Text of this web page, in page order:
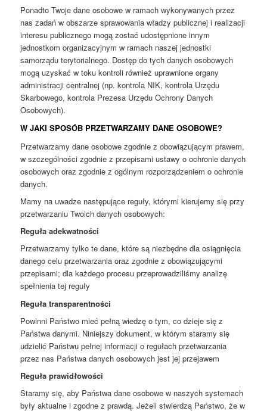
Ponadto Twoje dane osobowe w ramach wykonywanych przez
nas zadań w obszarze sprawowania władzy publicznej i realizacji
interesu publicznego mogą zostać udostępnione innym
jednostkom organizacyjnym w ramach naszej jednostki
samorządu terytorialnego. Dostęp do tych danych osobowych
mogą uzyskać w toku kontroli również uprawnione organy
administracji centralnej (np. kontrola NIK, kontrola Urzędu
Skarbowego, kontrola Prezesa Urzędu Ochrony Danych
Osobowych).
W JAKI SPOSÓB PRZETWARZAMY DANE OSOBOWE?
Przetwarzamy dane osobowe zgodnie z obowiązującym prawem,
w szczególności zgodnie z przepisami ustawy o ochronie danych
osobowych oraz zgodnie z ogólnym rozporządzeniem o ochronie
danych.
Mamy na uwadze następujące reguły, którymi kierujemy się przy
przetwarzaniu Twoich danych osobowych:
Reguła adekwatności
Przetwarzamy tylko te dane, które są niezbędne dla osiągnięcia
danego celu przetwarzania oraz zgodnie z obowiązującymi
przepisami; dla każdego procesu przeprowadziliśmy analizę
spełnienia tej reguły
Reguła transparentności
Powinni Państwo mieć pełną wiedzę o tym, co dzieje się z
Państwa danymi. Niniejszy dokument, w którym staramy się
udzielić Państwu pełnej informacji o regułach przetwarzania
przez nas Państwa danych osobowych jest jej przejawem
Reguła prawidłowości
Staramy się, aby Państwa dane osobowe w naszych systemach
były aktualne i zgodne z prawdą. Jeżeli stwierdzą Państwo, że w